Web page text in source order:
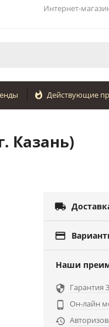
Интернет-
 Действующие
Казань)


Наши
 Гарантия

Он-лайн
